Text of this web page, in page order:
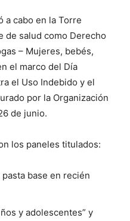
a cabo en la Torre
de salud como Derecho
– Mujeres, bebés,
el marco del Día
el Uso Indebido y el
por la Organización
de junio.
los paneles titulados:
base en recién
y adolescentes” y